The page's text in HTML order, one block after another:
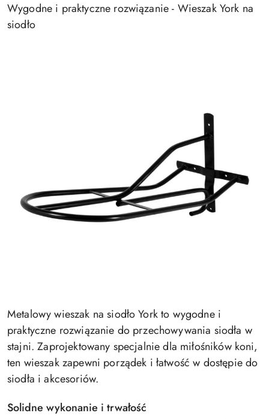
Wygodne i praktyczne rozwiązanie - Wieszak York na
siodło
Metalowy wieszak na siodło York to wygodne i
praktyczne rozwiązanie do przechowywania siodła w
stajni. Zaprojektowany specjalnie dla miłośników koni,
ten wieszak zapewni porządek i łatwość w dostępie do
siodła i akcesoriów.
Solidne wykonanie i trwałość